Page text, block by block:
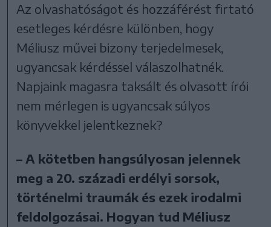
Az olvashatóságot és hozzáférést firtató
esetleges kérdésre különben, hogy
Méliusz művei bizony terjedelmesek,
ugyancsak kérdéssel válaszolhatnék.
Napjaink magasra taksált és olvasott írói
nem mérlegen is ugyancsak súlyos
könyvekkel jelentkeznek?
– A kötetben hangsúlyosan jelennek
meg a 20. századi erdélyi sorsok,
történelmi traumák és ezek irodalmi
feldolgozásai. Hogyan tud Méliusz